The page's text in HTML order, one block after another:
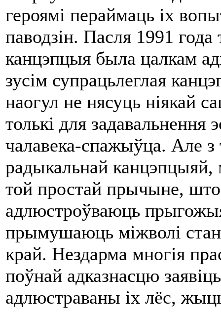
героямі пераймаць іх
паводзін. Пасля 1991 года
канцэпцыя была цалкам
зусім супрацьлеглая
наогул не нясуць ніякай
толькі для задавальнення
чалавека-спажыўца. Але
радыкальнай
той простай прычыне, што
адлюстроўваюць
прымушаюць міжволі
край. Нездарма многія
поўнай адказнасцю
адлюстраваны іх лёс,